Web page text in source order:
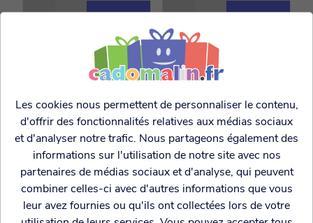
Magnet vintage avec
message Available –
Magnet vintage avec
message Scooter –
Les cookies nous permettent de personnaliser le contenu,
d'offrir des fonctionnalités relatives aux médias sociaux
et d'analyser notre trafic. Nous partageons également des
informations sur l'utilisation de notre site avec nos
partenaires de médias sociaux et d'analyse, qui peuvent
combiner celles-ci avec d'autres informations que vous
leur avez fournies ou qu'ils ont collectées lors de votre